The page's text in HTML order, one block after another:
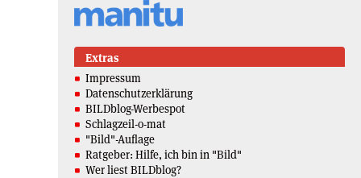
Extras
Impressum
Datenschutzerklärung
BILDblog-Werbespot
Schlagzeil-o-mat
"Bild"-Auflage
Ratgeber: Hilfe, ich bin in "Bild"
Wer liest BILDblog?